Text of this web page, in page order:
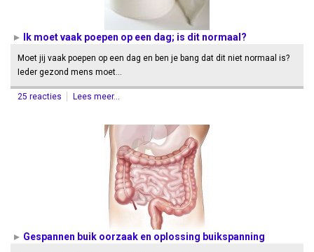
Ik moet vaak poepen op een dag; is dit normaal?
Moet jij vaak poepen op een dag en ben je bang dat dit niet normaal is?
Ieder gezond mens moet…
25 reacties Lees meer...
Gespannen buik oorzaak en oplossing buikspanning